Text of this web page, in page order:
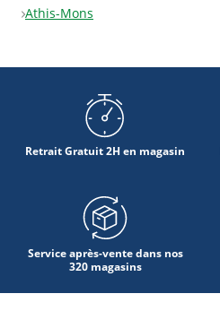
Athis-Mons
Retrait Gratuit 2H en magasin
Service après-vente dans nos
320 magasins